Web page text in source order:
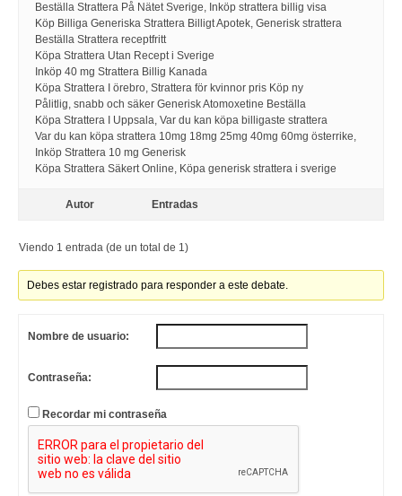
Beställa Strattera På Nätet Sverige, Inköp strattera billig visa
Köp Billiga Generiska Strattera Billigt Apotek, Generisk strattera
Beställa Strattera receptfritt
Köpa Strattera Utan Recept i Sverige
Inköp 40 mg Strattera Billig Kanada
Köpa Strattera I örebro, Strattera för kvinnor pris Köp ny
Pålitlig, snabb och säker Generisk Atomoxetine Beställa
Köpa Strattera I Uppsala, Var du kan köpa billigaste strattera
Var du kan köpa strattera 10mg 18mg 25mg 40mg 60mg österrike,
Inköp Strattera 10 mg Generisk
Köpa Strattera Säkert Online, Köpa generisk strattera i sverige
Autor Entradas
Viendo 1 entrada (de un total de 1)
Debes estar registrado para responder a este debate.
Nombre de usuario:
Contraseña:
Recordar mi contraseña